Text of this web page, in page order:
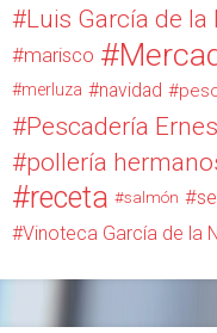
Luis García de la
marisco
merluza navidad
Pescadería
pollería
receta salmón
Vinoteca García de la